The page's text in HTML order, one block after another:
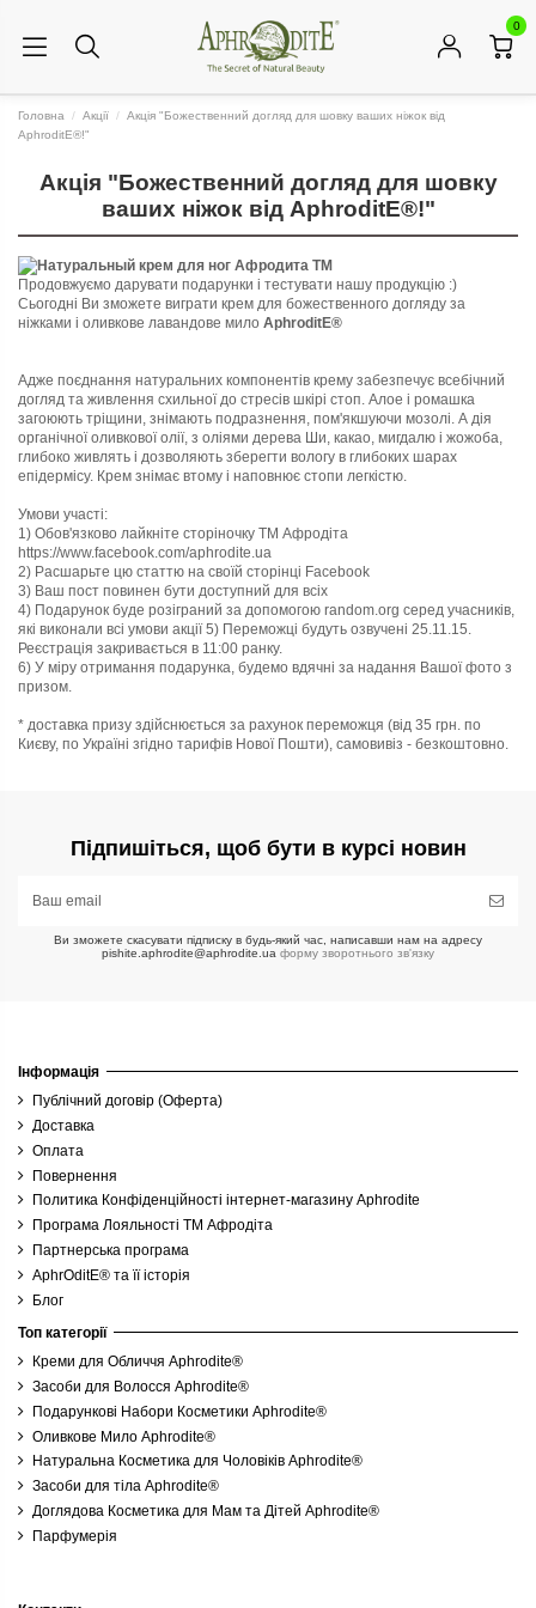
0
Головна Акції
Акція "Божественний догляд для шовку ваших ніжок від
AphroditE®!"
Акція "Божественний догляд для шовку
ваших ніжок від AphroditE®!"
Продовжуємо дарувати подарунки і тестувати нашу продукцію :)
Сьогодні Ви зможете виграти крем для божественного догляду за
ніжками і оливкове лавандове мило AphroditE®
Адже поєднання натуральних компонентів крему забезпечує всебічний
догляд та живлення схильної до стресів шкірі стоп. Алое і ромашка
загоюють тріщини, знімають подразнення, пом'якшуючи мозолі. А дія
органічної оливкової олії, з оліями дерева Ши, какао, мигдалю і жожоба,
глибоко живлять і дозволяють зберегти вологу в глибоких шарах
епідермісу. Крем знімає втому і наповнює стопи легкістю.
Умови участі:
1) Обов'язково лайкніте сторіночку ТМ Афродіта
https://www.facebook.com/aphrodite.ua
2) Расшарьте цю статтю на своїй сторінці Facebook
3) Ваш пост повинен бути доступний для всіх
4) Подарунок буде розіграний за допомогою random.org серед учасників,
які виконали всі умови акції 5) Переможці будуть озвучені 25.11.15.
Реєстрація закривається в 11:00 ранку.
6) У міру отримання подарунка, будемо вдячні за надання Вашої фото з
призом.
* доставка призу здійснюється за рахунок переможця (від 35 грн. по
Києву, по Україні згідно тарифів Нової Пошти), самовивіз - безкоштовно.
Підпишіться, щоб бути в курсі новин
Ви зможете скасувати підписку в будь-який час, написавши нам на адресу
pishite.aphrodite@aphrodite.ua форму зворотнього зв'язку
Інформація
Публічний договір (Оферта)
Доставка
Оплата
Повернення
Политика Конфіденційності інтернет-магазину Aphrodite
Програма Лояльності ТМ Афродіта
Партнерська програма
AphrOditE® та її історія
Блог
Топ категорії
Креми для Обличчя Aphrodite®
Засоби для Волосся Aphrodite®
Подарункові Набори Косметики Aphrodite®
Оливкове Мило Aphrodite®
Натуральна Косметика для Чоловіків Aphrodite®
Засоби для тіла Aphrodite®
Доглядова Косметика для Мам та Дітей Aphrodite®
Парфумерія